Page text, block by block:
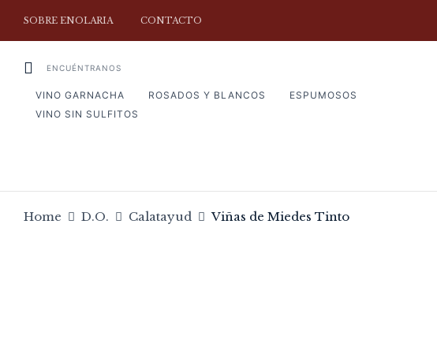
SOBRE ENOLARIA CONTACTO
ENCUÉNTRANOS
VINO GARNACHA ROSADOS Y BLANCOS
ESPUMOSOS
VINO SIN SULFITOS
Home D.O. Calatayud Viñas de Miedes Tinto